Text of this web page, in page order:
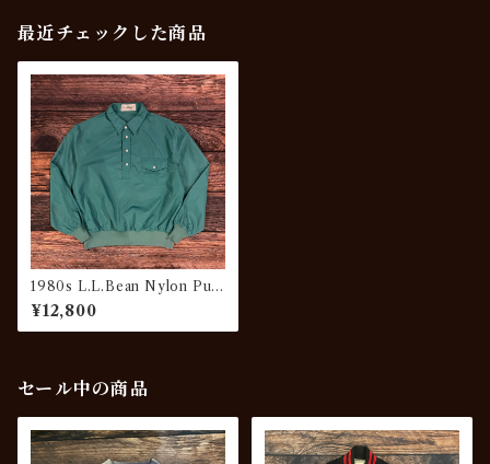
最近チェックした商品
1980s L.L.Bean Nylon Pull
over Shirt
¥12,800
セール中の商品